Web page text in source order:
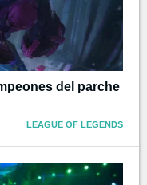
del parche
LEAGUE OF LEGENDS